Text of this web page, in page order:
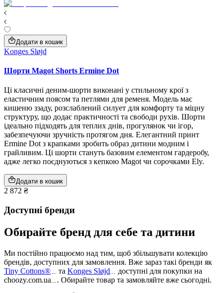
Додати в кошик
Konges Sløjd
Шорти Magot Shorts Ermine Dot
Ці класичні деним-шорти виконані у стильному крої з
еластичним поясом та петлями для ременя. Модель має
кишеню ззаду, розслаблений силует для комфорту та міцну
структуру, що додає практичності та свободи рухів. Шорти
ідеально підходять для теплих днів, прогулянок чи ігор,
забезпечуючи зручність протягом дня. Елегантний принт
Ermine Dot з крапками зробить образ дитини модним і
грайливим. Ці шорти стануть базовим елементом гардеробу,
адже легко поєднуються з кепкою Magot чи сорочками Ely.
Додати в кошик
2 872 ₴
Доступні бренди
Обирайте бренд для себе та дитини
Ми постійно працюємо над тим, щоб збільшувати колекцію
брендів, доступних для замовлення. Вже зараз такі бренди як
Tiny Cottons®
та Konges Sløjd
доступні для покупки на
choozy.com.ua
. Обирайте товар та замовляйте вже сьогодні.